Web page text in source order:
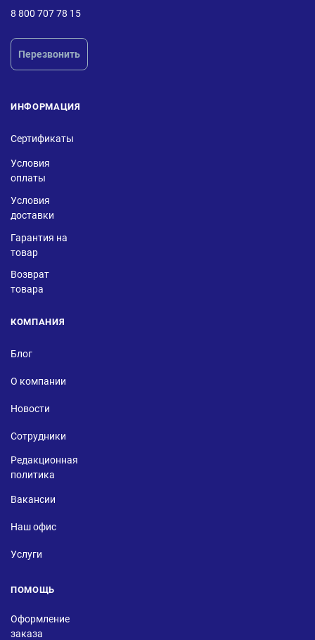
8 800 707 78 15
Перезвонить
ИНФОРМАЦИЯ
Сертификаты
Условия
оплаты
Условия
доставки
Гарантия на
товар
Возврат
товара
КОМПАНИЯ
Блог
О компании
Новости
Сотрудники
Редакционная
политика
Вакансии
Наш офис
Услуги
ПОМОЩЬ
Оформление
заказа